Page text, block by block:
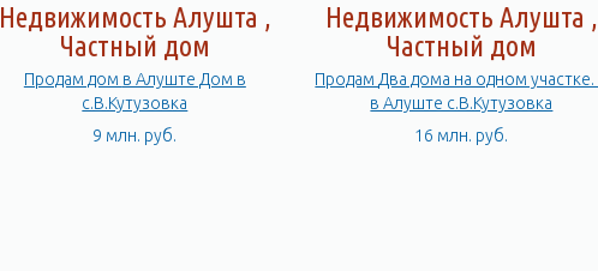
Недвижимость Алушта ,
Частный дом
Продам дом в Алуште Дом в
с.В.Кутузовка
9 млн. руб.
Недвижимость Алушта ,
Частный дом
Продам Два дома на одном участке. в
в Алуште с.В.Кутузовка
16 млн. руб.